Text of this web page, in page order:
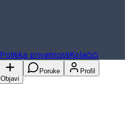
Politika privatnostiKolačići
Objavi
Poruke Profil